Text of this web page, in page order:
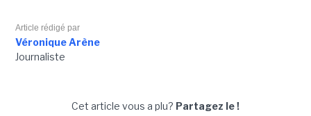
Article rédigé par
Véronique Arène
Journaliste
Cet article vous a plu? Partagez le !